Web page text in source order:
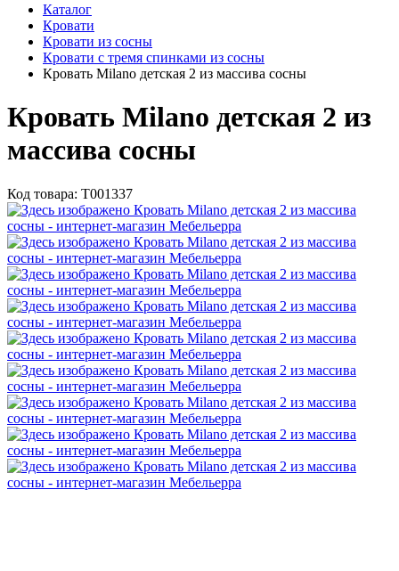
Каталог
Кровати
Кровати из сосны
Кровати с тремя спинками из сосны
Кровать Milano детская 2 из массива сосны
Кровать Milano детская 2 из
массива сосны
Код товара: Т001337